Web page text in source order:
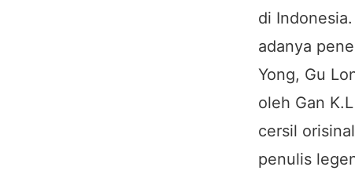
di
adanya
Yong, Gu
oleh Gan
cersil
penulis